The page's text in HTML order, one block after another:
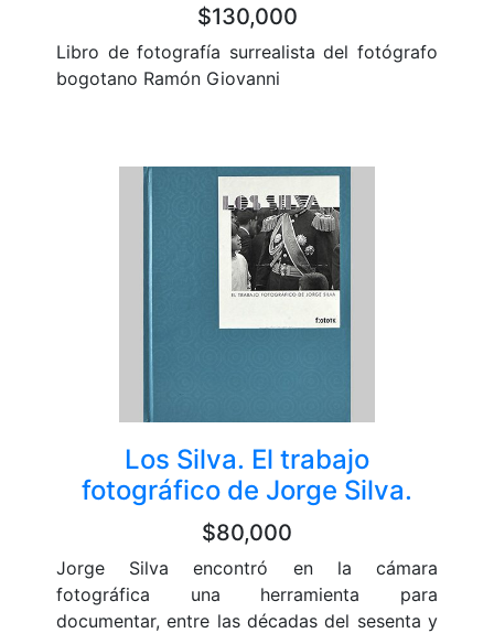
$130,000
Libro de fotografía surrealista del fotógrafo
bogotano Ramón Giovanni
Los Silva. El trabajo
fotográfico de Jorge Silva.
$80,000
Jorge Silva encontró en la cámara
fotográfica una herramienta para
documentar, entre las décadas del sesenta y